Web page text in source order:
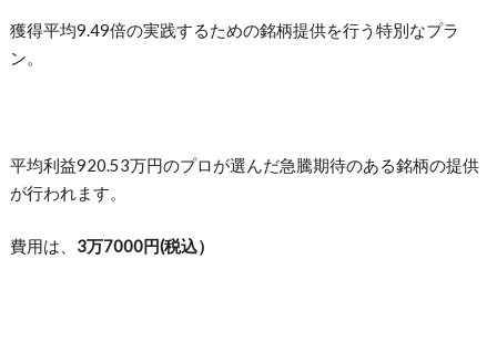
獲得平均9.49倍の実践するための銘柄提供を行う特別なプラ
ン。
平均利益920.53万円のプロが選んだ急騰期待のある銘柄の提供
が行われます。
費用は、 3万7000円(税込）